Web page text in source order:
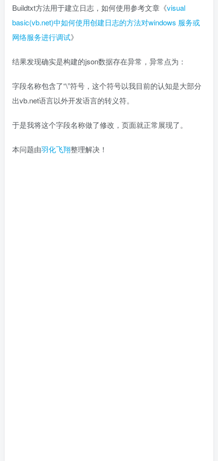
Buildtxt方法用于建立日志，如何使用参考文章《visual
basic(vb.net)中如何使用创建日志的方法对windows 服务或
网络服务进行调试》
结果发现确实是构建的json数据存在异常，异常点为：
字段名称包含了“\”符号，这个符号以我目前的认知是大部分
出vb.net语言以外开发语言的转义符。
于是我将这个字段名称做了修改，页面就正常展现了。
本问题由羽化飞翔整理解决！